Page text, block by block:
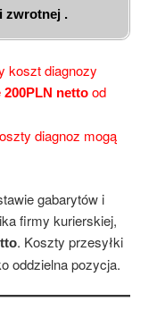
zwrotnej .
koszt diagnozy
200PLN netto od
diagnoz mogą
gabarytów i
firmy kurierskiej,
. Koszty przesyłki
oddzielna pozycja.